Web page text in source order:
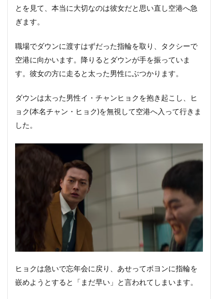
とを見て、本当に大切なのは彼女だと思い直し空港へ急
ぎます。
職場でダウンに渡すはずだった指輪を取り、タクシーで
空港に向かいます。降りるとダウンが手を振っていま
す。彼女の方に走ると太った男性にぶつかります。
ダウンは太った男性イ・チャンヒョクを抱き起こし、ヒ
ョク(本名チャン・ヒョク)を無視して空港へ入って行きま
した。
ヒョクは急いで忘年会に戻り、あせってボヨンに指輪を
嵌めようとすると「まだ早い」と言われてしまいます。